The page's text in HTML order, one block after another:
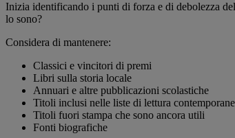
Inizia identificando i punti di forza e di debolezza
lo sono?
Considera di mantenere:
Classici e vincitori di premi
Libri sulla storia locale
Annuari e altre pubblicazioni scolastiche
Titoli inclusi nelle liste di lettura
Titoli fuori stampa che sono ancora utili
Fonti biografiche